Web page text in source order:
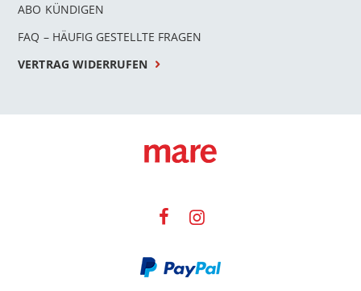
ABO KÜNDIGEN
FAQ – HÄUFIG GESTELLTE FRAGEN
VERTRAG WIDERRUFEN